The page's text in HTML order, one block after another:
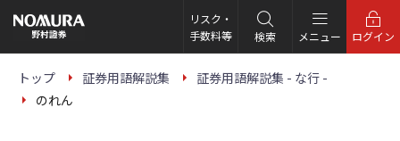
の
ー
リスク・
手数料等
検索 メニュー ログイン
トップ 証券用語解説集
証券用語解説集 - な行 -
のれん